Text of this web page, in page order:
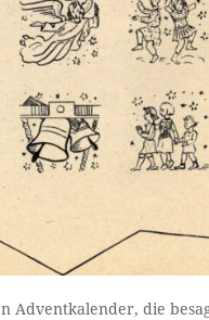
Adventkalender, die